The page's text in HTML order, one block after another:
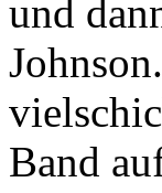
und
Band